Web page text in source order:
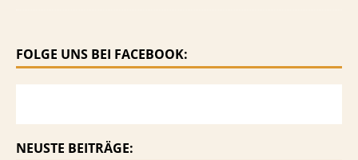
FOLGE UNS BEI FACEBOOK:
NEUSTE BEITRÄGE: